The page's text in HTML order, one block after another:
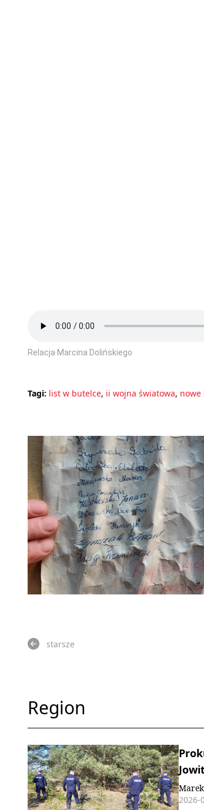
Relacja Marcina Dolińskiego
Tagi: list w butelce, ii wojna światowa, nowe
starsze
Region
2026-